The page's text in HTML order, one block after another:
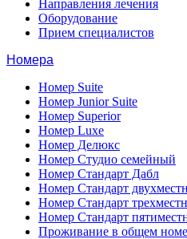
Направления лечения
Оборудование
Прием специалистов
Номера
Номер Suite
Номер Junior Suite
Номер Superior
Номер Luxe
Номер Делюкс
Номер Студио семейный
Номер Стандарт Дабл
Номер Стандарт
Номер Стандарт
Номер Стандарт
Проживание в общем